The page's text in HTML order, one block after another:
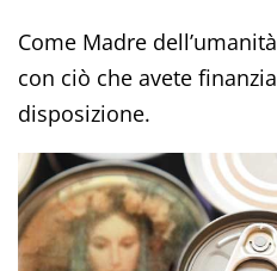
Come Madre
con ciò che avete
disposizione.